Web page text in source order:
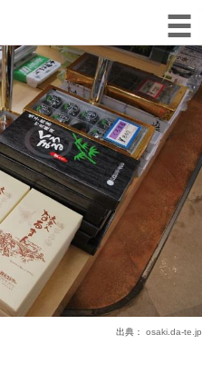
出典： osaki.da-te.jp